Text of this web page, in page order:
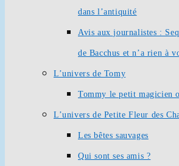
dans l’antiquité
Avis aux journalistes :
de Bacchus et n’a rien à
L’univers de Tomy
Tommy le petit magicien
L’univers de Petite Fleur des
Les bêtes sauvages
Qui sont ses amis ?